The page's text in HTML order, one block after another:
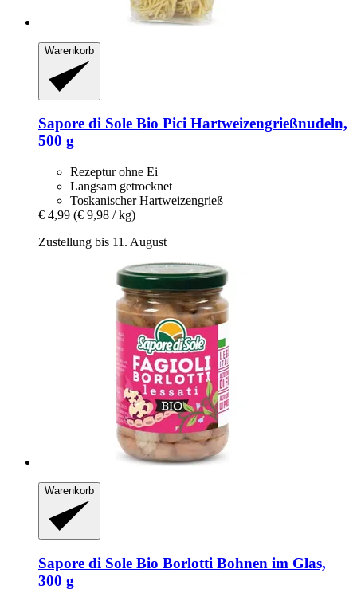
Warenkorb
Sapore di Sole Bio Pici Hartweizengrießnudeln,
500 g
Rezeptur ohne Ei
Langsam getrocknet
Toskanischer Hartweizengrieß
€ 4,99 (€ 9,98 / kg)
Zustellung bis 11. August
Warenkorb
Sapore di Sole Bio Borlotti Bohnen im Glas,
300 g